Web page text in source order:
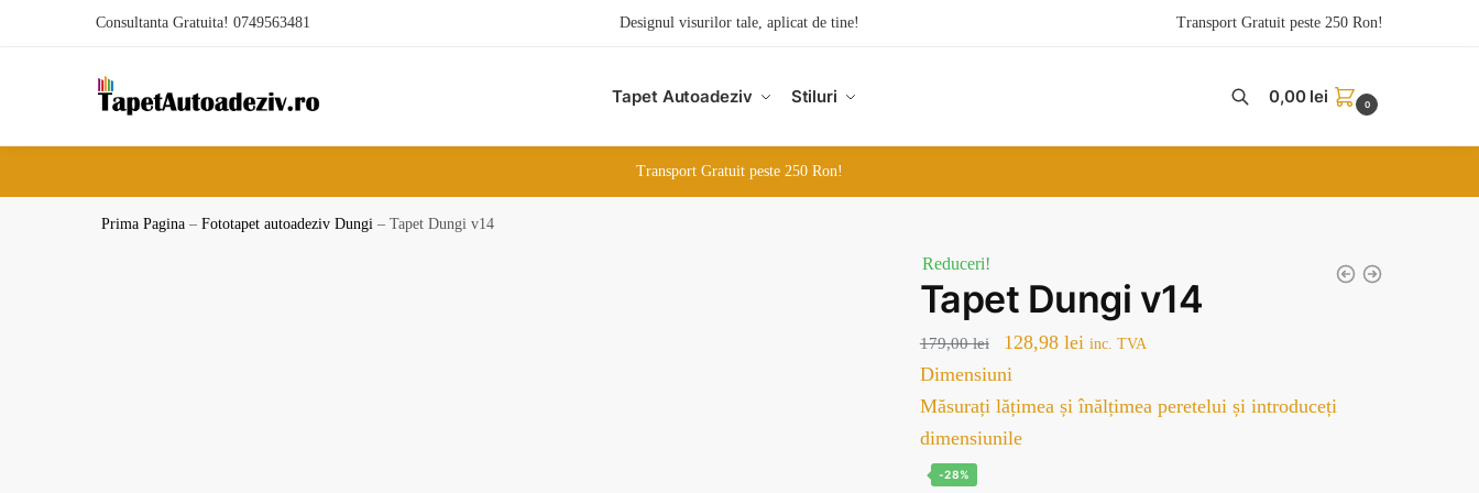
Consultanta Gratuita! 0749563481 Designul visurilor tale, aplicat de tine! Transport Gratuit peste 250 Ron!
Tapet Autoadeziv Stiluri 0,00 lei 0
Transport Gratuit peste 250 Ron!
Prima Pagina –Fototapet autoadeziv Dungi –Tapet Dungi v14
Reduceri!
Tapet Dungi v14
179,00lei
Prețul
inițial
a
fost:
128,98 leiPrețul
este:
inc. TVA
Dimensiuni
Măsurați lățimea și înălțimea peretelui și introduceți
dimensiunile
-28%